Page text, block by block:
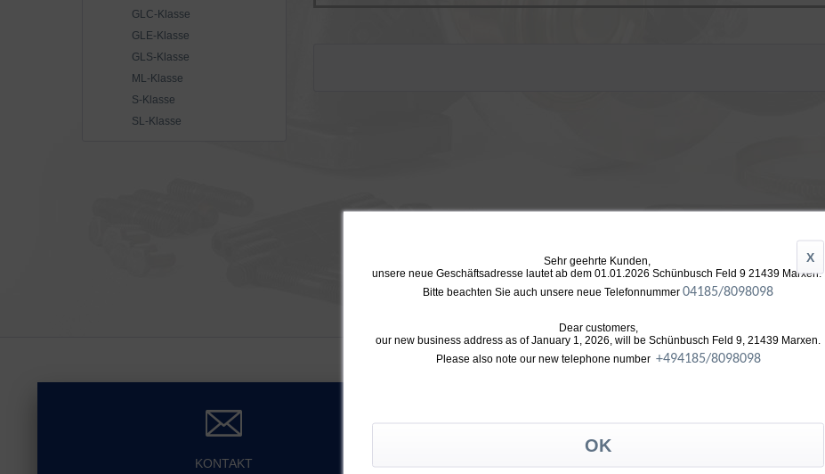
GLC-Klasse
GLE-Klasse
GLS-Klasse
ML-Klasse
S-Klasse
SL-Klasse
X
Sehr geehrte Kunden,
unsere neue Geschäftsadresse lautet ab dem 01.01.2026 Schünbusch Feld 9 21439 Marxen.
Bitte beachten Sie auch unsere neue Telefonnummer 04185/8098098
Dear customers,
our new business address as of January 1, 2026, will be Schünbusch Feld 9, 21439 Marxen.
Please also note our new telephone number +494185/8098098
KONTAKT